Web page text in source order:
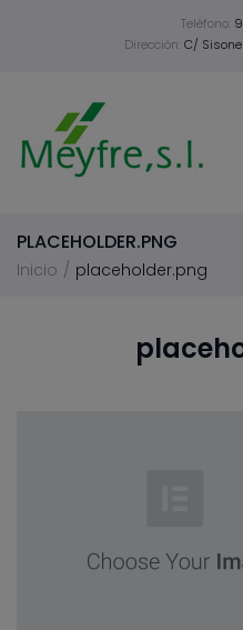
Teléfono:
Dirección: C/
PLACEHOLDER.PNG
Inicio / placeholder.png